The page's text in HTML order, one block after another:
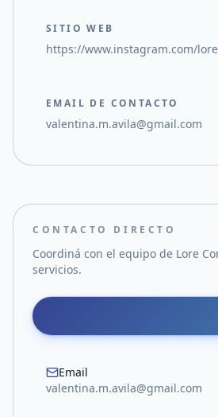
SITIO WEB
https://www.instagram.com/
EMAIL DE CONTACTO
valentina.m.avila@gmail.com
CONTACTO DIRECTO
Coordiná con el equipo de Lore
servicios.
Email
valentina.m.avila@gmail.com